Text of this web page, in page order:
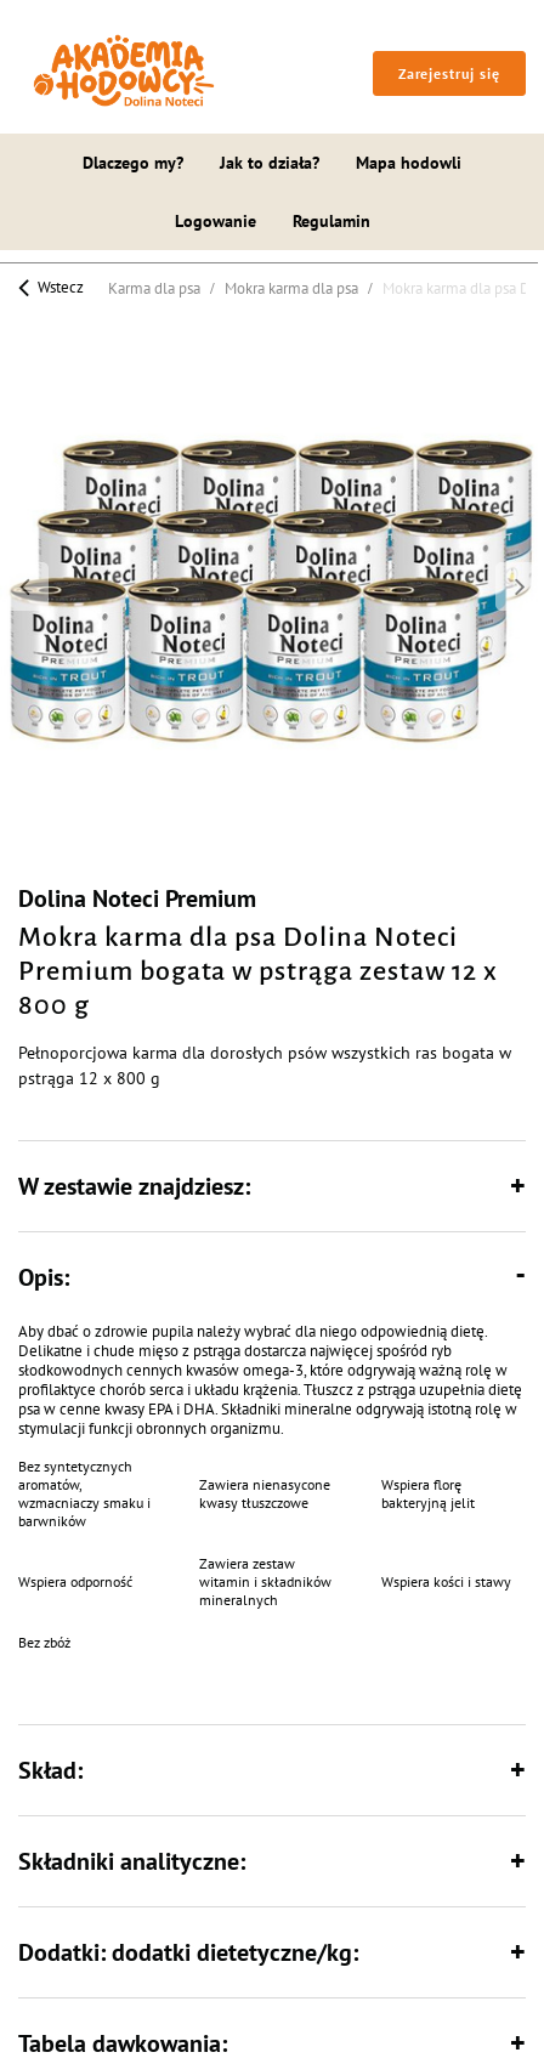
Zarejestruj się
Dlaczego my? Jak to działa? Mapa hodowli
Logowanie Regulamin
Wstecz Karma dla psa Mokra karma dla psa Mokra karma dla psa
Dolina Noteci Premium
Mokra karma dla psa Dolina Noteci
Premium bogata w pstrąga zestaw 12 x
800 g
Pełnoporcjowa karma dla dorosłych psów wszystkich ras bogata w
pstrąga 12 x 800 g
W zestawie znajdziesz:
Opis:
Aby dbać o zdrowie pupila należy wybrać dla niego odpowiednią dietę.
Delikatne i chude mięso z pstrąga dostarcza najwięcej spośród ryb
słodkowodnych cennych kwasów omega-3, które odgrywają ważną rolę w
profilaktyce chorób serca i układu krążenia. Tłuszcz z pstrąga uzupełnia dietę
psa w cenne kwasy EPA i DHA. Składniki mineralne odgrywają istotną rolę w
stymulacji funkcji obronnych organizmu.
Bez syntetycznych
aromatów,
wzmacniaczy smaku i
barwników
Zawiera nienasycone
kwasy tłuszczowe
Wspiera florę
bakteryjną jelit
Wspiera odporność
Zawiera zestaw
witamin i składników
mineralnych
Wspiera kości i stawy
Bez zbóż
Skład:
Składniki analityczne:
Dodatki: dodatki dietetyczne/kg:
Tabela dawkowania: